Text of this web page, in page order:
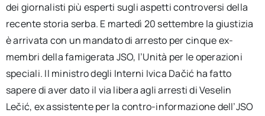
dei giornalisti più esperti sugli aspetti controversi della
recente storia serba. E martedì 20 settembre la giustizia
è arrivata con un mandato di arresto per cinque ex-
membri della famigerata JSO, l’Unità per le operazioni
speciali. Il ministro degli Interni Ivica Dačić ha fatto
sapere di aver dato il via libera agli arresti di Veselin
Lečić, ex assistente per la contro-informazione dell’JSO